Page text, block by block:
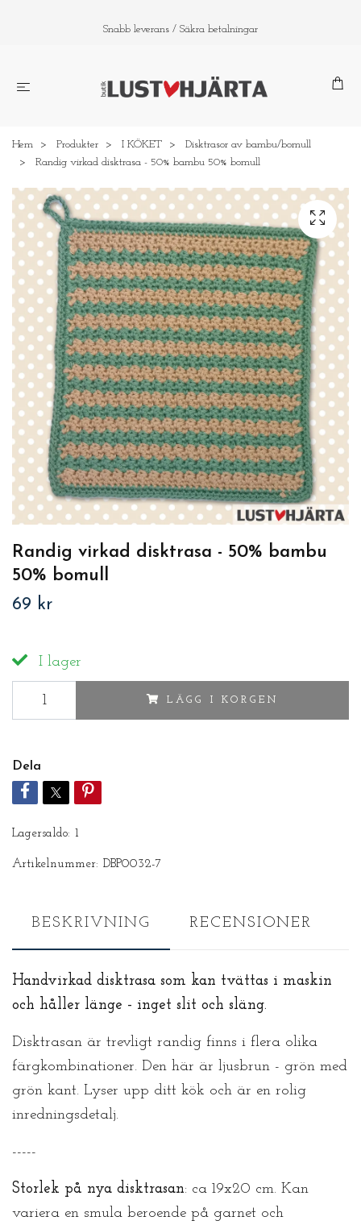
Snabb leverans / Säkra betalningar
Hem Produkter I KÖKET
Disktrasor av bambu/bomull
Randig virkad disktrasa - 50% bambu 50% bomull
Randig virkad disktrasa - 50% bambu
50% bomull
69 kr
I lager
LÄGG I KORGEN
Dela
Lagersaldo: 1
Artikelnummer: DBP0032-7
BESKRIVNING RECENSIONER
Handvirkad disktrasa som kan tvättas i maskin
och håller länge - inget slit och släng.
Disktrasan är trevligt randig finns i flera olika
färgkombinationer. Den här är ljusbrun - grön med
grön kant. Lyser upp ditt kök och är en rolig
inredningsdetalj.
-----
Storlek på nya disktrasan: ca 19x20 cm. Kan
variera en smula beroende på garnet och